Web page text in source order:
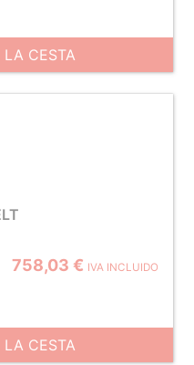
CESTA
758,03 € IVA INCLUIDO
CESTA